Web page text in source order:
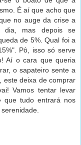
É aí que acho que
no auge da crise a
dia, mas depois se
de 5%. Qual foi a
Pô, isso só serve
Aí o cara que queria
o sapateiro sente a
este deixa de comprar
Vamos tentar levar
que tudo entrará nos